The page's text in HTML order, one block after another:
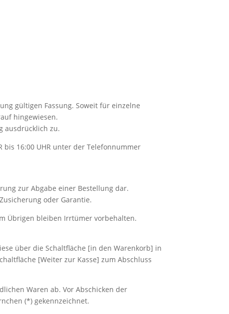
gültigen Fassung. Soweit für einzelne
hingewiesen.
ausdrücklich zu.
bis 16:00 UHR unter der Telefonnummer
zur Abgabe einer Bestellung dar.
oder Garantie.
Übrigen bleiben Irrtümer vorbehalten.
über die Schaltfläche [in den Warenkorb] in
[Weiter zur Kasse] zum Abschluss
Waren ab. Vor Abschicken der
(*) gekennzeichnet.